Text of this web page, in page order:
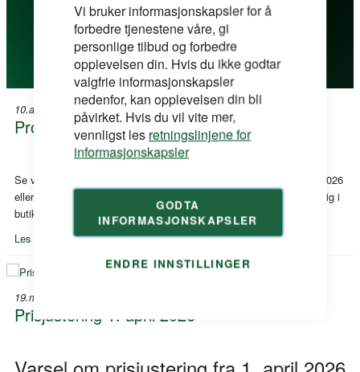
Vi bruker informasjonskapsler for å
forbedre tjenestene våre, gi
personlige tilbud og forbedre
opplevelsen din. Hvis du ikke godtar
valgfrie informasjonskapsler
nedenfor, kan opplevelsen din bli
påvirket. Hvis du vil vite mer,
vennligst les retningslinjene for
informasjonskapsler
GODTA
INFORMASJONSKAPSLER
ENDRE INNSTILLINGER
10.april 26
Proffkampanje #2
Se vår store Proffkampanje! Kampanjeperiode: til og med 30. juni 2026
eller så så langt lageret rekker – alle priser er ekskl. mva Tilgjengelig i
butikk og på duri.no
Les mer »
19.mars 26
Prisjustering 1. april 2026